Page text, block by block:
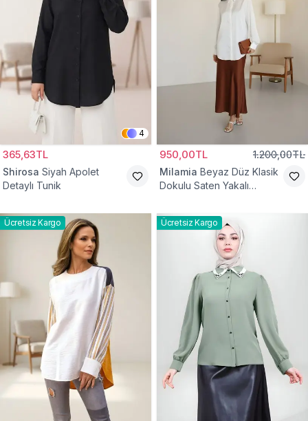
4
365,63TL
Shirosa Siyah Apolet
Detaylı Tunik
950,00TL 1.200,00TL
Milamia Beyaz Düz Klasik
Dokulu Saten Yakalı
Ücretsiz Kargo Ücretsiz Kargo